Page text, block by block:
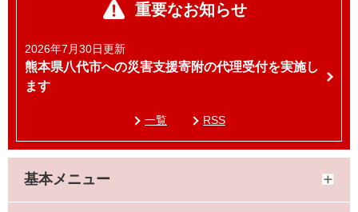
重要なお知らせ
2026年7月30日更新
熊本県八代市への災害支援寄附の代理受付を実施し
ます
一覧 RSS
基本メニュー